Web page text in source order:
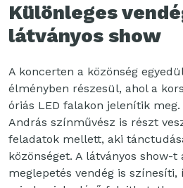
Különleges
látványos show
A koncerten a közönség
élményben részesül, ahol a
óriás LED falakon jelenítik
András színművész is részt
feladatok mellett, aki
közönséget. A látványos show-t
meglepetés vendég is színesíti,